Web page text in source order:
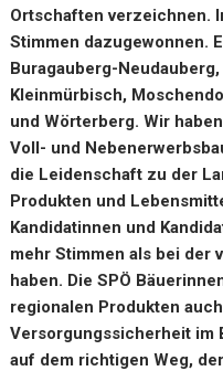
Ortschaften verzeichnen.
Stimmen dazugewonnen.
Buragauberg-
Kleinmürbisch,
und Wörterberg. Wir
Voll- und
die Leidenschaft zu der
Produkten und
Kandidatinnen und
mehr Stimmen als bei der
haben. Die SPÖ
regionalen Produkten
Versorgungssicherheit im
auf dem richtigen Weg,